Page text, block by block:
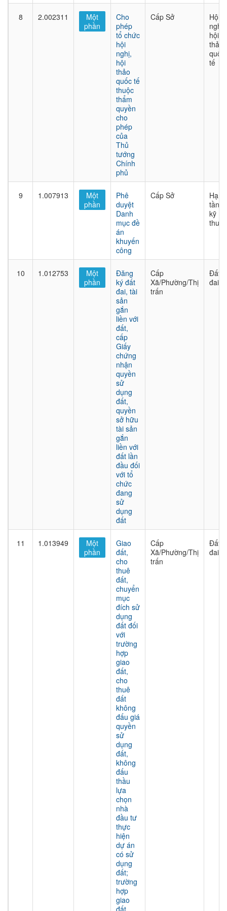
8 2.002311
Một
phần
Cho
phép
tổ chức
hội
nghị,
hội
thảo
quốc tế
thuộc
thẩm
quyền
cho
phép
của
Thủ
tướng
Chính
phủ
Cấp Sở
Hội
nghị,
hội
thảo
quốc
tế
9 1.007913
Một
phần
Phê
duyệt
Danh
mục đề
án
khuyến
công
Cấp Sở
Hạ
tầng
kỹ
thuật
10 1.012753
Một
phần
Đăng
ký đất
đai, tài
sản
gắn
liền với
đất,
cấp
Giấy
chứng
nhận
quyền
sử
dụng
đất,
quyền
sở hữu
tài sản
gắn
liền với
đất lần
đầu đối
với tổ
chức
đang
sử
dụng
đất
Cấp
Xã/Phường/Thị
trấn
Đất
đai
11 1.013949
Một
phần
Giao
đất,
cho
thuê
đất,
chuyển
mục
đích sử
dụng
đất đối
với
trường
hợp
giao
đất,
cho
thuê
đất
không
đấu giá
quyền
sử
dụng
đất,
không
đấu
thầu
lựa
chọn
nhà
đầu tư
thực
hiện
dự án
có sử
dụng
đất;
trường
hợp
giao
đất,
Cấp
Xã/Phường/Thị
trấn
Đất
đai